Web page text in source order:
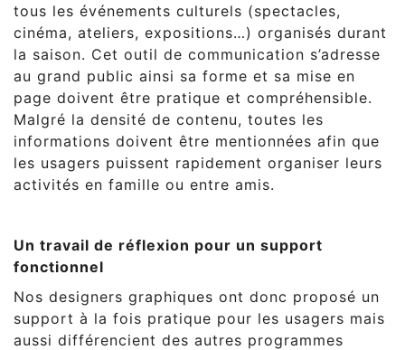
tous les événements culturels (spectacles,
cinéma, ateliers, expositions…) organisés durant
la saison. Cet outil de communication s’adresse
au grand public ainsi sa forme et sa mise en
page doivent être pratique et compréhensible.
Malgré la densité de contenu, toutes les
informations doivent être mentionnées afin que
les usagers puissent rapidement organiser leurs
activités en famille ou entre amis.
Un travail de réflexion pour un support
fonctionnel
Nos designers graphiques ont donc proposé un
support à la fois pratique pour les usagers mais
aussi différencient des autres programmes